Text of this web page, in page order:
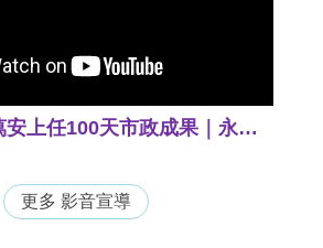
臺北市長蔣萬安上任100天市政成果｜永續共融．希望首都｜我們的台北未來事！
更多 影音宣導